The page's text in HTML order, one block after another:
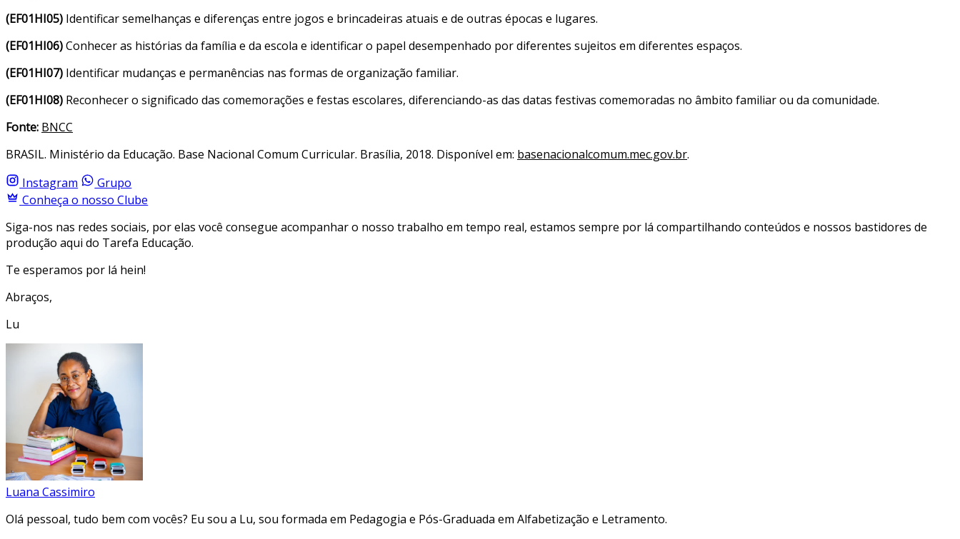
(EF01HI05) Identificar semelhanças e diferenças entre jogos e brincadeiras atuais e de outras épocas e lugares.
(EF01HI06)Conhecer as histórias da família e da escola e identificar o papel desempenhado por diferentes sujeitos em diferentes espaços.
(EF01HI07) Identificar mudanças e permanências nas formas de organização familiar.
(EF01HI08) Reconhecer o significado das comemorações e festas escolares, diferenciando-as das datas festivas comemoradas no âmbito familiar ou da comunidade.
Fonte: BNCC
BRASIL. Ministério da Educação. Base Nacional Comum Curricular. Brasília, 2018. Disponível em: basenacionalcomum.mec.gov.br.
Instagram
Grupo
Conheça o nosso Clube
Siga-nos nas redes sociais, por elas você consegue acompanhar o nosso trabalho em tempo real, estamos sempre por lá compartilhando conteúdos e nossos bastidores de
produção aqui do Tarefa Educação.
Te esperamos por lá hein!
Abraços,
Lu
Luana Cassimiro
Olá pessoal, tudo bem com vocês? Eu sou a Lu, sou formada em Pedagogia e Pós-Graduada em Alfabetização e Letramento.